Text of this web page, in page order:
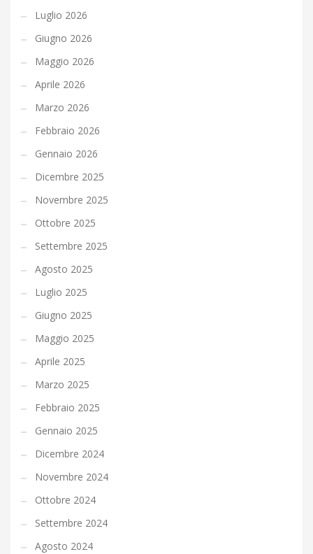
Luglio 2026
Giugno 2026
Maggio 2026
Aprile 2026
Marzo 2026
Febbraio 2026
Gennaio 2026
Dicembre 2025
Novembre 2025
Ottobre 2025
Settembre 2025
Agosto 2025
Luglio 2025
Giugno 2025
Maggio 2025
Aprile 2025
Marzo 2025
Febbraio 2025
Gennaio 2025
Dicembre 2024
Novembre 2024
Ottobre 2024
Settembre 2024
Agosto 2024